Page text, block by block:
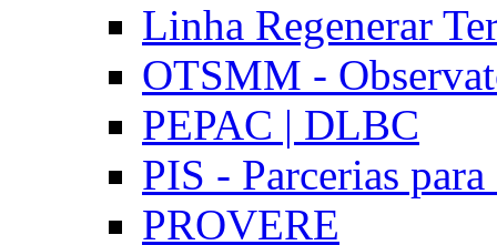
Linha Regenerar
OTSMM -
PEPAC | DLBC
PIS - Parcerias
PROVERE